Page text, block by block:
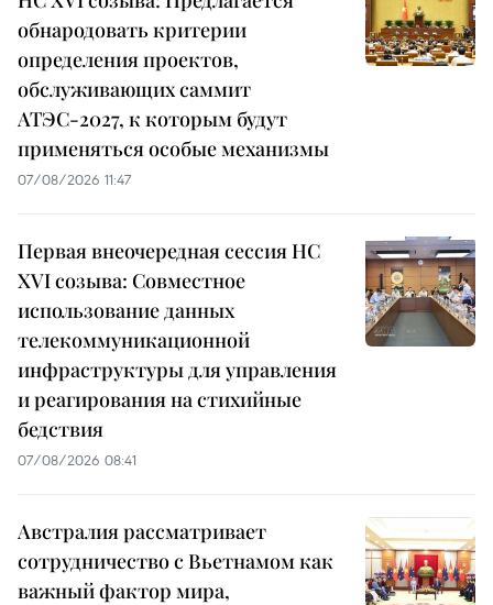
обнародовать критерии
определения проектов,
обслуживающих саммит
АТЭС-2027, к которым будут
применяться особые механизмы
07/08/2026 11:47
Первая внеочередная сессия НС
XVI созыва: Совместное
использование данных
телекоммуникационной
инфраструктуры для управления
и реагирования на стихийные
бедствия
07/08/2026 08:41
Австралия рассматривает
сотрудничество с Вьетнамом как
важный фактор мира,